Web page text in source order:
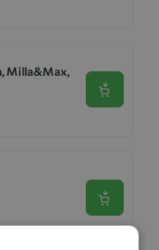
Milla&Max,
Se
Se